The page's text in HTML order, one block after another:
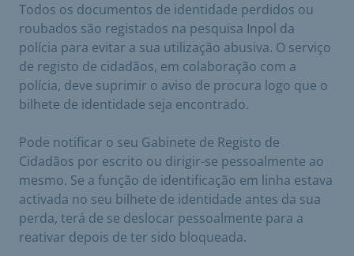
Todos os documentos de identidade perdidos ou
roubados são registados na pesquisa Inpol da
polícia para evitar a sua utilização abusiva. O serviço
de registo de cidadãos, em colaboração com a
polícia, deve suprimir o aviso de procura logo que o
bilhete de identidade seja encontrado.
Pode notificar o seu Gabinete de Registo de
Cidadãos por escrito ou dirigir-se pessoalmente ao
mesmo. Se a função de identificação em linha estava
activada no seu bilhete de identidade antes da sua
perda, terá de se deslocar pessoalmente para a
reativar depois de ter sido bloqueada.